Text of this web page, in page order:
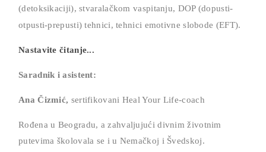
(detoksikaciji), stvaralačkom vaspitanju, DOP (dopusti-
otpusti-prepusti) tehnici,tehnici emotivne slobode (EFT).
Nastavite čitanje...
Saradnik i asistent:
Ana Čizmić, sertifikovani Heal Your Life-coach
Rođena u Beogradu, a zahvaljujući divnim životnim
putevima školovala se i u Nemačkoj i Švedskoj.